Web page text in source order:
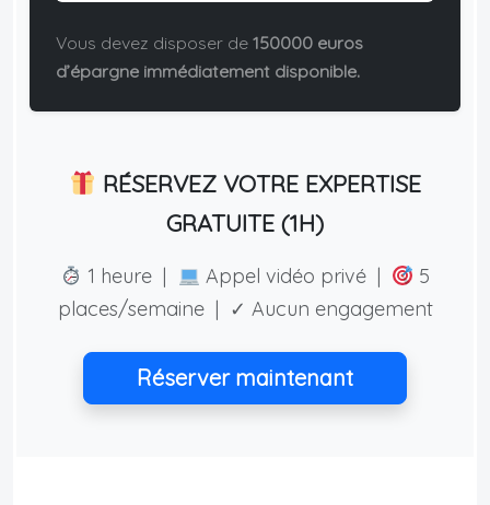
Vous devez disposer de 150000 euros
d’épargne immédiatement disponible.
RÉSERVEZ VOTRE EXPERTISE
GRATUITE (1H)
1 heure | Appel vidéo privé |
5
places/semaine | ✓ Aucun engagement
Réserver maintenant